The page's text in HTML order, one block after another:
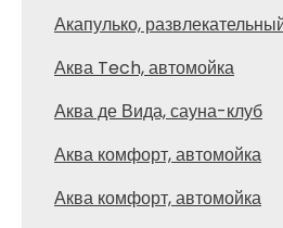
Акапулько,
Аква Tech, автомойка
Аква де Вида, сауна-клуб
Аква комфорт, автомойка
Аква комфорт, автомойка